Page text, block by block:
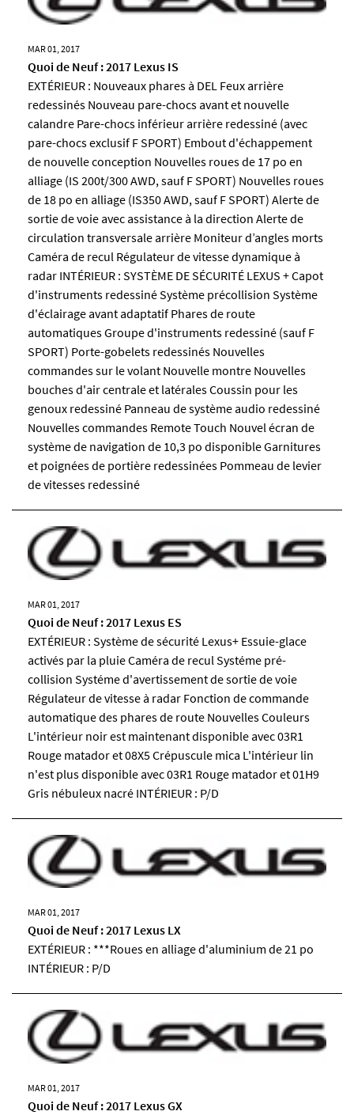
MAR 01, 2017
Quoi de Neuf : 2017 Lexus IS
EXTÉRIEUR : Nouveaux phares à DEL Feux arrière
redessinés Nouveau pare-chocs avant et nouvelle
calandre Pare-chocs inférieur arrière redessiné (avec
pare-chocs exclusif F SPORT) Embout d'échappement
de nouvelle conception Nouvelles roues de 17 po en
alliage (IS 200t/300 AWD, sauf F SPORT) Nouvelles roues
de 18 po en alliage (IS350 AWD, sauf F SPORT) Alerte de
sortie de voie avec assistance à la direction Alerte de
circulation transversale arrière Moniteur d’angles morts
Caméra de recul Régulateur de vitesse dynamique à
radar INTÉRIEUR : SYSTÈME DE SÉCURITÉ LEXUS + Capot
d'instruments redessiné Système précollision Système
d'éclairage avant adaptatif Phares de route
automatiques Groupe d'instruments redessiné (sauf F
SPORT) Porte-gobelets redessinés Nouvelles
commandes sur le volant Nouvelle montre Nouvelles
bouches d'air centrale et latérales Coussin pour les
genoux redessiné Panneau de système audio redessiné
Nouvelles commandes Remote Touch Nouvel écran de
système de navigation de 10,3 po disponible Garnitures
et poignées de portière redessinées Pommeau de levier
de vitesses redessiné
MAR 01, 2017
Quoi de Neuf : 2017 Lexus ES
EXTÉRIEUR : Système de sécurité Lexus+ Essuie-glace
activés par la pluie Caméra de recul Systéme pré-
collision Systéme d'avertissement de sortie de voie
Régulateur de vitesse à radar Fonction de commande
automatique des phares de route Nouvelles Couleurs
L'intérieur noir est maintenant disponible avec 03R1
Rouge matador et 08X5 Crépuscule mica L'intérieur lin
n'est plus disponible avec 03R1 Rouge matador et 01H9
Gris nébuleux nacré INTÉRIEUR : P/D
MAR 01, 2017
Quoi de Neuf : 2017 Lexus LX
EXTÉRIEUR : ***Roues en alliage d'aluminium de 21 po
INTÉRIEUR : P/D
MAR 01, 2017
Quoi de Neuf : 2017 Lexus GX